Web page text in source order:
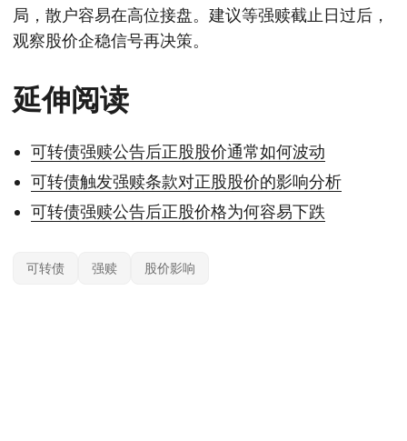
局，散户容易在高位接盘。建议等强赎截止日过后，
观察股价企稳信号再决策。
延伸阅读
可转债强赎公告后正股股价通常如何波动
可转债触发强赎条款对正股股价的影响分析
可转债强赎公告后正股价格为何容易下跌
可转债 强赎 股价影响